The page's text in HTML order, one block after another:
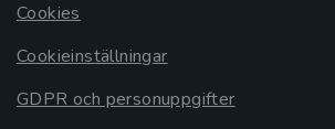
Cookies
Cookieinställningar
GDPR och personuppgifter